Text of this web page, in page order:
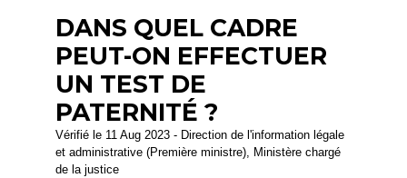
DANS QUEL CADRE
PEUT-ON EFFECTUER
UN TEST DE
PATERNITÉ ?
Vérifié le 11 Aug 2023 - Direction de l'information légale
et administrative (Première ministre), Ministère chargé
de la justice